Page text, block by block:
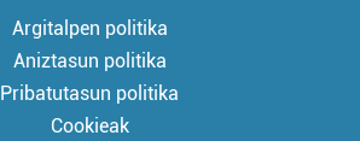
Argitalpen politika
Aniztasun politika
Pribatutasun politika
Cookieak